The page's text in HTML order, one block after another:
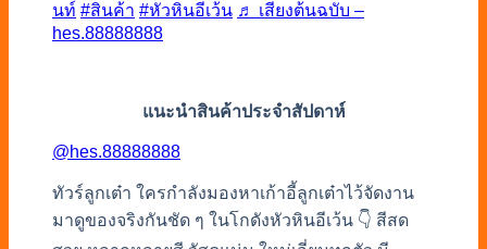
นท์ #สินค้า #หัวหินอีเว้น ♬ เสียงต้นฉบับ –
hes.88888888
แนะนำสินค้าประจำสัปดาห์
@hes.88888888
ทัวร์ลูกเต๋า ใครกำลังมองหาเก้าอี้ลูกเต๋าไว้จัดงาน
มาดูของจริงกันชัด ๆ ในโกดังหัวหินอีเว้น 👇 สีสด